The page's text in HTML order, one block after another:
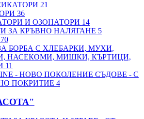
21
36
И ОЗОНАТОРИ 14
ЗА КРЪВНО НАЛЯГАНЕ 5
БОРБА С ХЛЕБАРКИ, МУХИ,
НАСЕКОМИ, МИШКИ, КЪРТИЦИ,
11
- НОВО ПОКОЛЕНИЕ СЪДОВЕ - С
ПОКРИТИЕ 4